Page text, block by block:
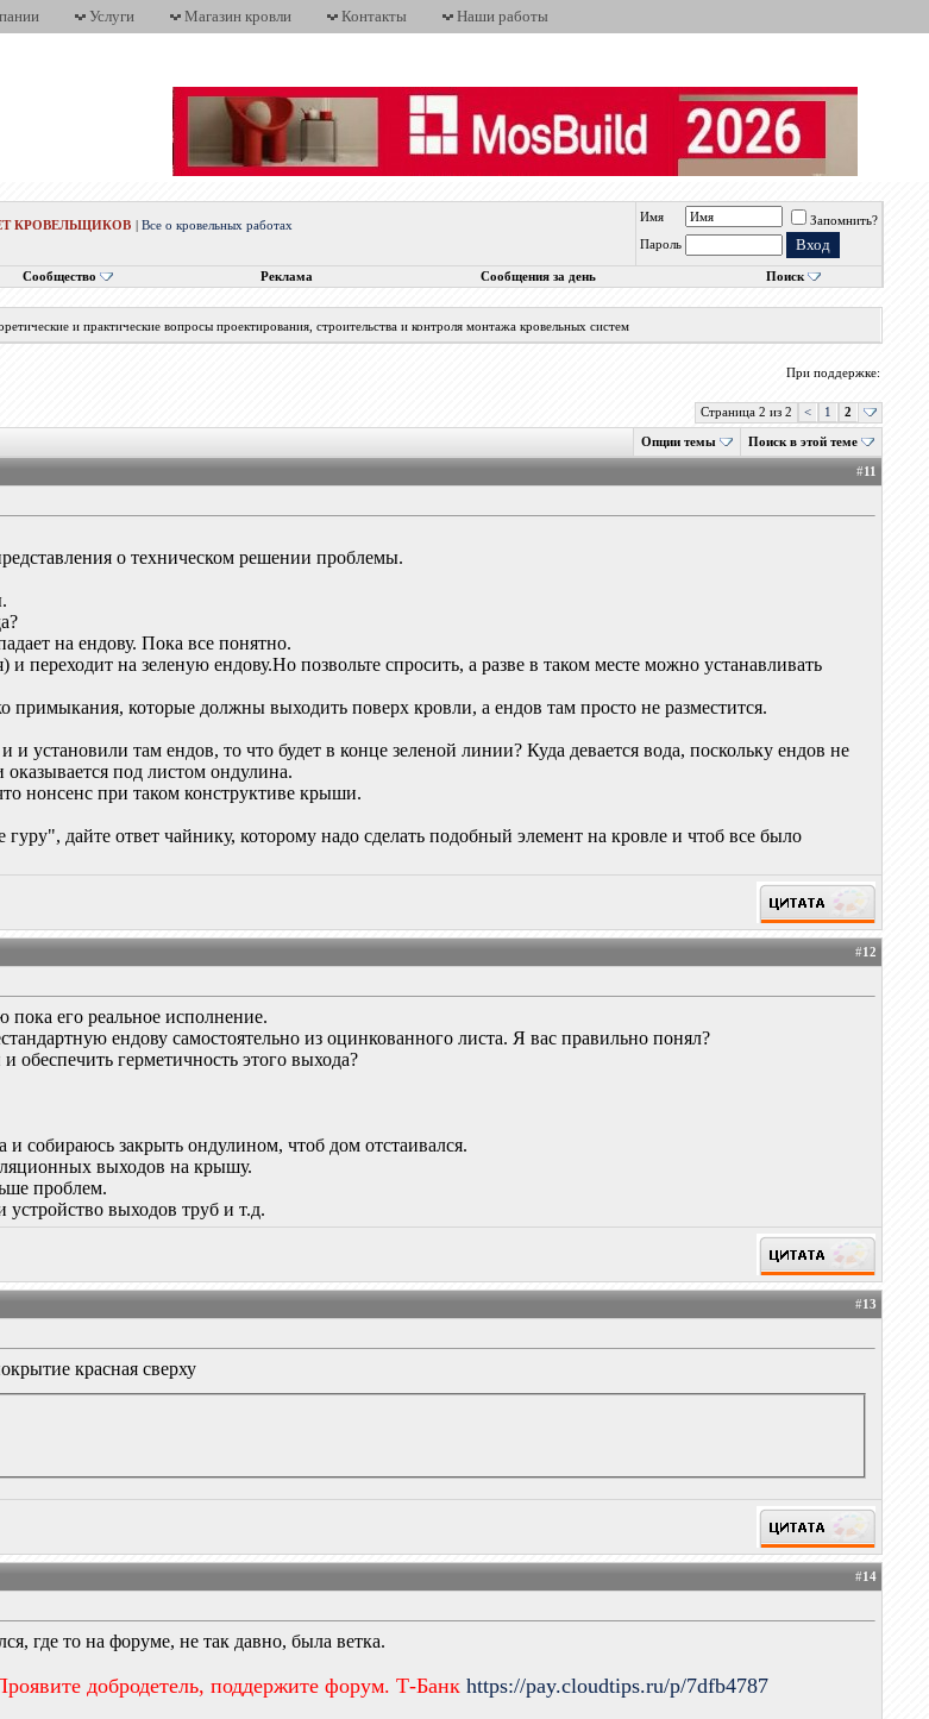
Услуги Магазин кровли Контакты Наши работы
КРОВЕЛЬЩИКОВ |Все о кровельных работах
Имя
Запомнить?
Пароль
Сообщество Реклама Сообщения за день Поиск
и практические вопросы проектирования, строительства и контроля монтажа кровельных систем
При поддержке:
Страница 2 из 2 < 1 2
Опции темы Поиск в этой теме
#11
о техническом решении проблемы.
на ендову. Пока все понятно.
и переходит на зеленую ендову.Но позвольте спросить, а разве в таком месте можно устанавливать
примыкания, которые должны выходить поверх кровли, а ендов там просто не разместится.
там ендов, то что будет в конце зеленой линии? Куда девается вода, поскольку ендов не
под листом ондулина.
нонсенс при таком конструктиве крыши.
дайте ответ чайнику, которому надо сделать подобный элемент на кровле и чтоб все было
#12
пока его реальное исполнение.
ендову самостоятельно из оцинкованного листа. Я вас правильно понял?
герметичность этого выхода?
собираюсь закрыть ондулином, чтоб дом отстаивался.
выходов на крышу.
проблем.
выходов труб и т.д.
#13
красная сверху
#14
где то на форуме, не так давно, была ветка.
добродетель, поддержите форум. Т-Банкhttps://pay.cloudtips.ru/p/7dfb4787